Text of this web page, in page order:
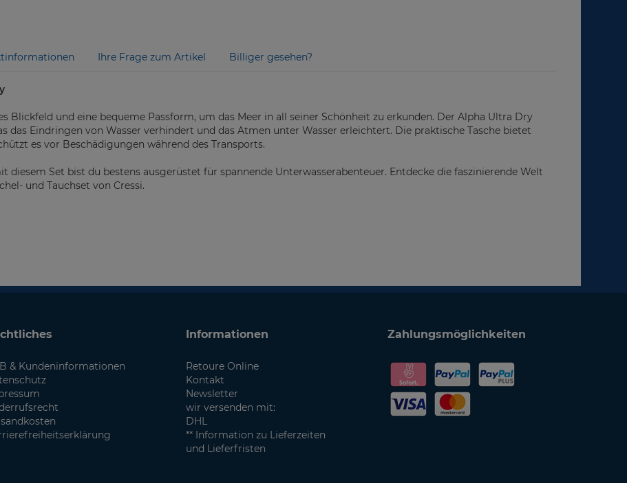
Ihre Frage zum Artikel Billiger gesehen?
Blickfeld und eine bequeme Passform, um das Meer in all seiner Schönheit zu erkunden. Der Alpha Ultra Dry
das Eindringen von Wasser verhindert und das Atmen unter Wasser erleichtert. Die praktische Tasche bietet
es vor Beschädigungen während des Transports.
diesem Set bist du bestens ausgerüstet für spannende Unterwasserabenteuer. Entdecke die faszinierende Welt
und Tauchset von Cressi.
& Kundeninformationen
Informationen
Retoure Online
Kontakt
Newsletter
wir versenden mit:
DHL
** Information zu Lieferzeiten
und Lieferfristen
Zahlungsmöglichkeiten